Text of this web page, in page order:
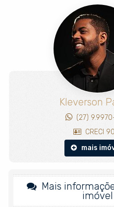
Kleverson
(27)
CRECI
mais
Mais
imóvel